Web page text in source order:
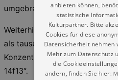
umgebracht.
Weiterhin starben an diesem
als tausend Häftlinge aus
Konzentrationslagern im
14f13“.
anbieten können,
statistische
Kulturpartner. Bitte
Cookies für diese
Datensicherheit nehmen
Mehr zum Datenschutz
die
ändern, finden Sie hier: